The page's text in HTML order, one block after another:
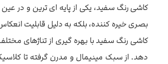
کاشی رنگ سفید، یکی از پایه ای ترین و در
بصری خیره کننده، بلکه به دلیل قابلیت
کاشی رنگ سفید با بهره گیری از تناژهای
دهد. از سبک مینیمال و مدرن گرفته تا